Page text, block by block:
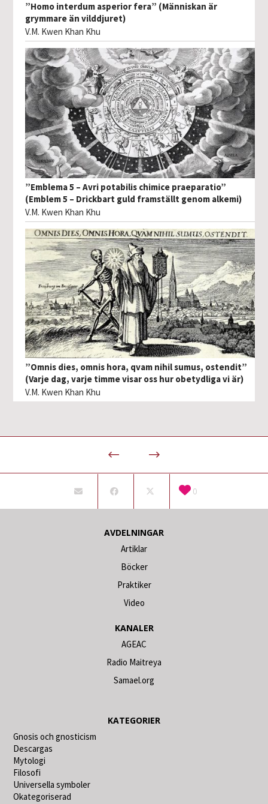
”Homo interdum asperior fera” (Människan är
grymmare än vilddjuret)
V.M. Kwen Khan Khu
”Emblema 5 – Avri potabilis chimice praeparatio”
(Emblem 5 – Drickbart guld framställt genom alkemi)
V.M. Kwen Khan Khu
”Omnis dies, omnis hora, qvam nihil sumus, ostendit”
(Varje dag, varje timme visar oss hur obetydliga vi är)
V.M. Kwen Khan Khu
0
AVDELNINGAR
Artiklar
Böcker
Praktiker
Video
KANALER
AGEAC
Radio Maitreya
Samael.org
KATEGORIER
Gnosis och gnosticism
Descargas
Mytologi
Filosofi
Universella symboler
Okategoriserad